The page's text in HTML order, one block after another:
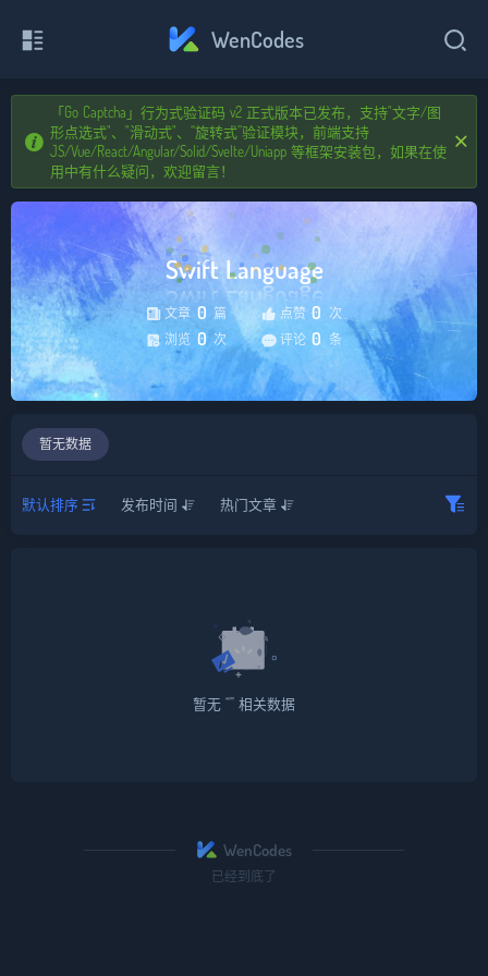
蓝奏云
其 他
闪电云
WenCodes
下拉即可刷新...
「Go Captcha」行为式验证码 v2 正式版本已发布，支持"文字/图
形点选式"、"滑动式"、“旋转式”验证模块，前端支持
JS/Vue/React/Angular/Solid/Svelte/Uniapp 等框架安装包，如果在使
用中有什么疑问，欢迎留言！
Swift Language
Swift Language
文章 0 篇
浏览 0 次
点赞 0 次
评论 0 条
暂无数据
默认排序 发布时间 热门文章
暂无 “” 相关数据
WenCodes
已经到底了